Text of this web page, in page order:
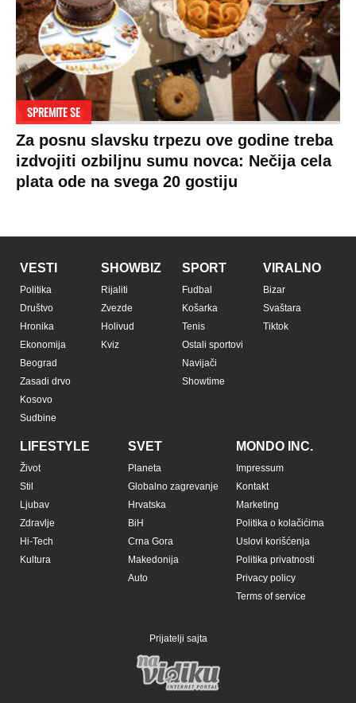
SPREMITE SE
Za posnu slavsku trpezu ove godine treba
izdvojiti ozbiljnu sumu novca: Nečija cela
plata ode na svega 20 gostiju
VESTI
Politika
Društvo
Hronika
Ekonomija
Beograd
Zasadi drvo
Kosovo
Sudbine
SHOWBIZ
Rijaliti
Zvezde
Holivud
Kviz
SPORT
Fudbal
Košarka
Tenis
Ostali sportovi
Navijači
Showtime
VIRALNO
Bizar
Svaštara
Tiktok
LIFESTYLE
Život
Stil
Ljubav
Zdravlje
Hi-Tech
Kultura
SVET
Planeta
Globalno zagrevanje
Hrvatska
BiH
Crna Gora
Makedonija
Auto
MONDO INC.
Impressum
Kontakt
Marketing
Politika o kolačićima
Uslovi korišćenja
Politika privatnosti
Privacy policy
Terms of service
Prijatelji sajta